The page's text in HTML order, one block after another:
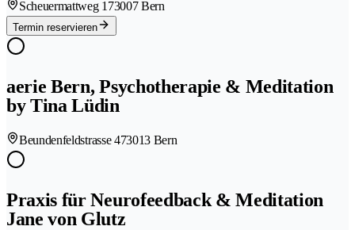
Scheuermattweg 173007 Bern
Termin reservieren
aerie Bern, Psychotherapie & Meditation
by Tina Lüdin
Beundenfeldstrasse 473013 Bern
Praxis für Neurofeedback & Meditation
Jane von Glutz